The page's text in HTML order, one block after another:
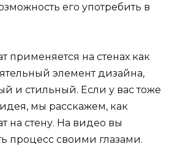
его употребить в
применяется на стенах как
элемент дизайна,
и стильный. Если у вас тоже
мы расскажем, как
на стену. На видео вы
процесс своими глазами.